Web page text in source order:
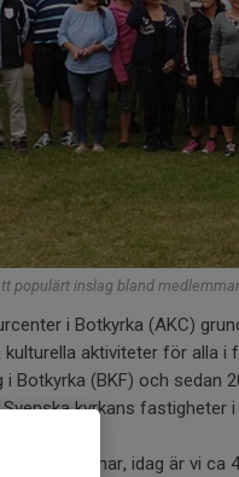
populärt inslag bland
i Botkyrka (AKC)
aktiviteter för alla i
i Botkyrka (BKF) och sedan
kyrkans fastigheter
50 medlemmar, idag är vi ca